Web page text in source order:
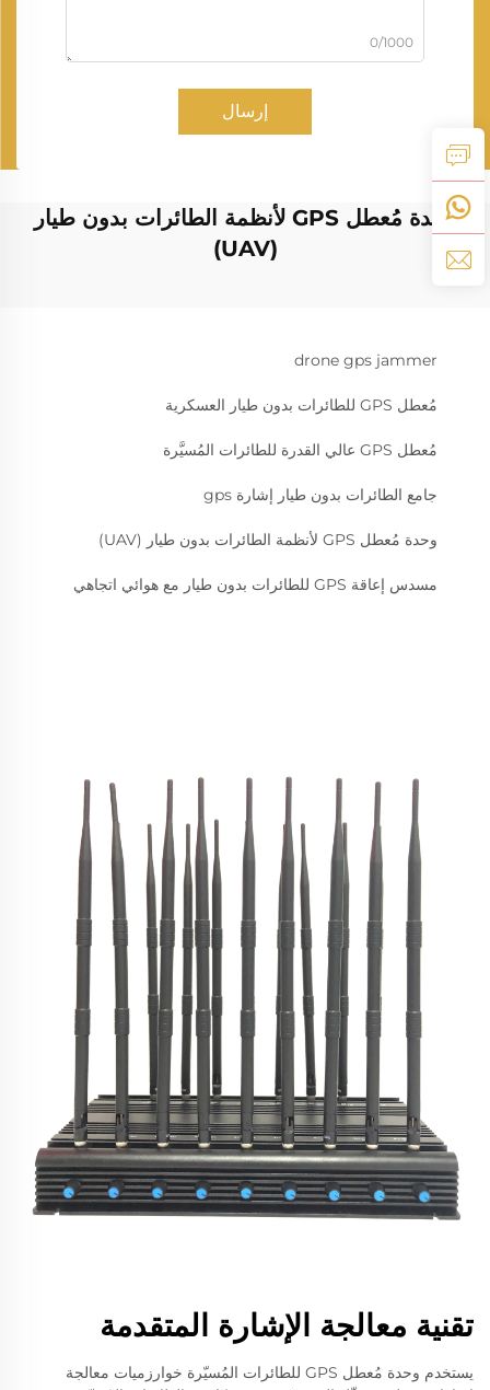
0/1000
إرسال
وحدة مُعطل GPS لأنظمة الطائرات بدون طيار
(UAV)
drone gps jammer
مُعطل GPS للطائرات بدون طيار العسكرية
مُعطل GPS عالي القدرة للطائرات المُسيَّرة
جامع الطائرات بدون طيار إشارة gps
وحدة مُعطل GPS لأنظمة الطائرات بدون طيار (UAV)
مسدس إعاقة GPS للطائرات بدون طيار مع هوائي اتجاهي
تقنية معالجة الإشارة المتقدمة
يستخدم وحدة مُعطل GPS للطائرات المُسيّرة خوارزميات معالجة